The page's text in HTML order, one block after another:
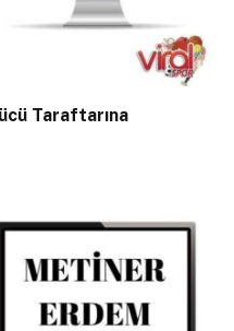
Taraftarına